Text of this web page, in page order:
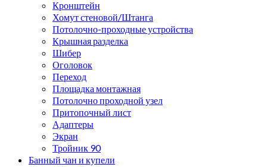
Кронштейн
Хомут стеновой/Штанга
Потолочно-проходные устройства
Крышная разделка
Шибер
Оголовок
Переход
Площадка монтажная
Потолочно проходной узел
Притопочный лист
Адаптеры
Экран
Тройник 90
Банный чан и купели